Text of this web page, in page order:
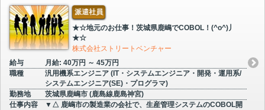
派遣社員
★☆地元のお仕事！茨城県鹿嶋でCOBOL！(^o^)丿
★☆
株式会社ストリートベンチャー
給与
月給: 40万円 ～ 45万円
職種
汎用機系エンジニア (IT・システムエンジニア・開発・運用系/
システムエンジニア(SE)・プログラマ)
勤務地
茨城県鹿嶋市 (鹿島線鹿島神宮)
仕事内容
▼△ 鹿嶋市の製造業の会社で、生産管理システムのCOBOL開